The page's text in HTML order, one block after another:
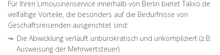
Für Ihren Limousinenservice innerhalb von Berlin bietet Talixo.de
vielfältige Vorteile, die besonders auf die Bedürfnisse von
Geschäftsreisenden ausgerichtet sind:
Die Abwicklung verläuft unbürokratisch und unkompliziert (z.B.
Ausweisung der Mehrwertsteuer).